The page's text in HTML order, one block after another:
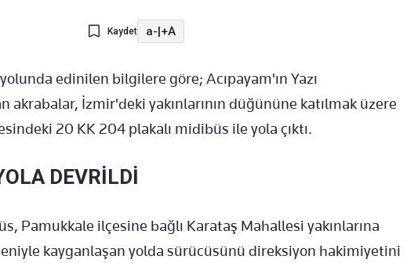
Kaydet a-|+A
edinilen bilgilere göre; Acıpayam'ın Yazı
akrabalar, İzmir'deki yakınlarının düğününe katılmak üzere
20 KK 204 plakalı midibüs ile yola çıktı.
DEVRİLDİ
Pamukkale ilçesine bağlı Karataş Mahallesi yakınlarına
kayganlaşan yolda sürücüsünü direksiyon hakimiyetini